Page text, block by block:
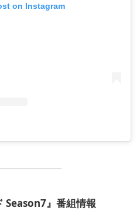
on Instagram
Season7』番組情報